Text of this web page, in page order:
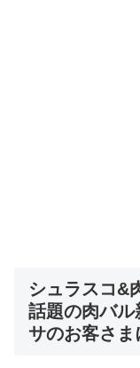
シュラスコ&
話題の肉バル
サのお客さま